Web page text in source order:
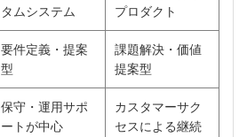
タムシステム
プロダクト
要件定義・提案
型
課題解決・価値
提案型
保守・運用サポ
ートが中心
カスタマーサク
セスによる継続